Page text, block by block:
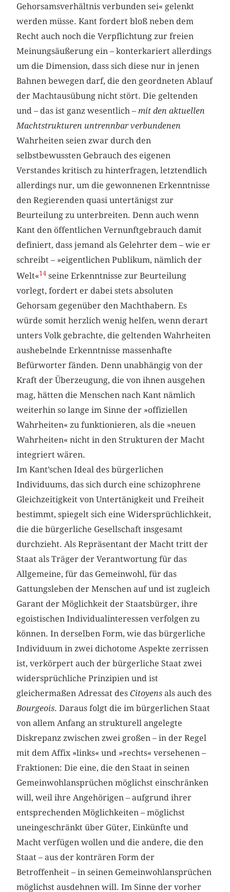
Gehorsamsverhältnis verbunden sei« gelenkt
werden müsse. Kant fordert bloß neben dem
Recht auch noch die Verpflichtung zur freien
Meinungsäußerung ein – konterkariert allerdings
um die Dimension, dass sich diese nur in jenen
Bahnen bewegen darf, die den geordneten Ablauf
der Machtausübung nicht stört. Die geltenden
und – das ist ganz wesentlich – mit den aktuellen
Machtstrukturen untrennbar verbundenen
Wahrheiten seien zwar durch den
selbstbewussten Gebrauch des eigenen
Verstandes kritisch zu hinterfragen, letztendlich
allerdings nur, um die gewonnenen Erkenntnisse
den Regierenden quasi untertänigst zur
Beurteilung zu unterbreiten. Denn auch wenn
Kant den öffentlichen Vernunftgebrauch damit
definiert, dass jemand als Gelehrter dem – wie er
schreibt – »eigentlichen Publikum, nämlich der
Welt«14 seine Erkenntnisse zur Beurteilung
vorlegt, fordert er dabei stets absoluten
Gehorsam gegenüber den Machthabern. Es
würde somit herzlich wenig helfen, wenn derart
unters Volk gebrachte, die geltenden Wahrheiten
aushebelnde Erkenntnisse massenhafte
Befürworter fänden. Denn unabhängig von der
Kraft der Überzeugung, die von ihnen ausgehen
mag, hätten die Menschen nach Kant nämlich
weiterhin so lange im Sinne der »offiziellen
Wahrheiten« zu funktionieren, als die »neuen
Wahrheiten« nicht in den Strukturen der Macht
integriert wären.
Im Kant’schen Ideal des bürgerlichen
Individuums, das sich durch eine schizophrene
Gleichzeitigkeit von Untertänigkeit und Freiheit
bestimmt, spiegelt sich eine Widersprüchlichkeit,
die die bürgerliche Gesellschaft insgesamt
durchzieht. Als Repräsentant der Macht tritt der
Staat als Träger der Verantwortung für das
Allgemeine, für das Gemeinwohl, für das
Gattungsleben der Menschen auf und ist zugleich
Garant der Möglichkeit der Staatsbürger, ihre
egoistischen Individualinteressen verfolgen zu
können. In derselben Form, wie das bürgerliche
Individuum in zwei dichotome Aspekte zerrissen
ist, verkörpert auch der bürgerliche Staat zwei
widersprüchliche Prinzipien und ist
gleichermaßen Adressat desCitoyens als auch des
Bourgeois. Daraus folgt die im bürgerlichen Staat
von allem Anfang an strukturell angelegte
Diskrepanz zwischen zwei großen – in der Regel
mit dem Affix »links« und »rechts« versehenen –
Fraktionen: Die eine, die den Staat in seinen
Gemeinwohlansprüchen möglichst einschränken
will, weil ihre Angehörigen – aufgrund ihrer
entsprechenden Möglichkeiten – möglichst
uneingeschränkt über Güter, Einkünfte und
Macht verfügen wollen und die andere, die den
Staat – aus der konträren Form der
Betroffenheit – in seinen Gemeinwohlansprüchen
möglichst ausdehnen will. Im Sinne der vorher